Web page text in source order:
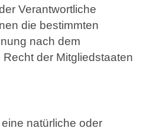
Verantwortliche
die bestimmten
nach dem
der Mitgliedstaaten
natürliche oder